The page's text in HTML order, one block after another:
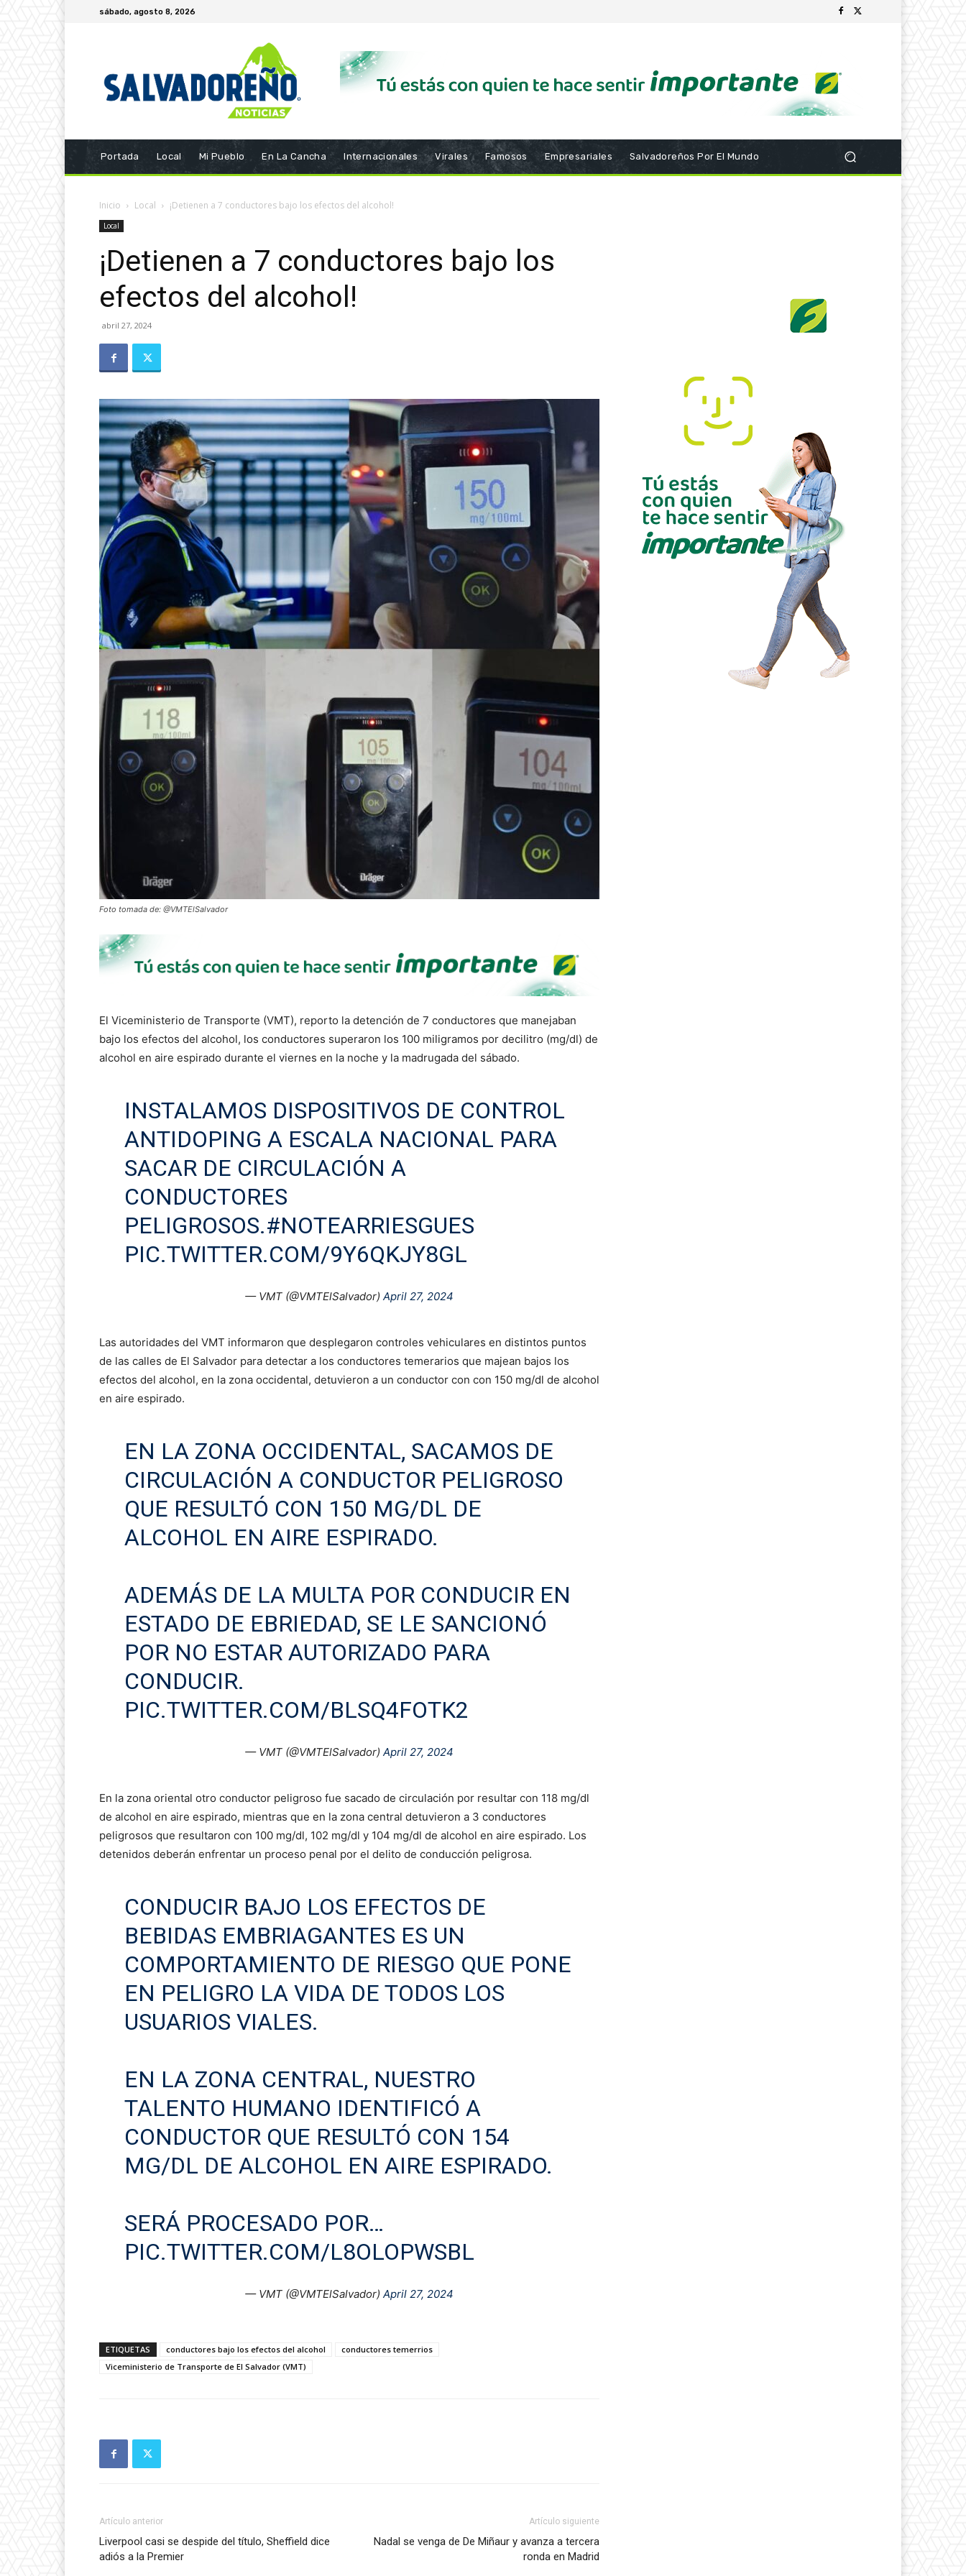
sábado, agosto 8, 2026
Portada Local Mi Pueblo En La Cancha Internacionales Virales Famosos Empresariales Salvadoreños Por El Mundo
Inicio Local ¡Detienen a 7 conductores bajo los efectos del alcohol!
Local
¡Detienen a 7 conductores bajo los
efectos del alcohol!
abril 27, 2024
Foto tomada de: @VMTElSalvador
El Viceministerio de Transporte (VMT), reporto la detención de 7 conductores que manejaban
bajo los efectos del alcohol, los conductores superaron los 100 miligramos por decilitro (mg/dl) de
alcohol en aire espirado durante el viernes en la noche y la madrugada del sábado.
INSTALAMOS DISPOSITIVOS DE CONTROL
ANTIDOPING A ESCALA NACIONAL PARA
SACAR DE CIRCULACIÓN A
CONDUCTORES
PELIGROSOS.#NOTEARRIESGUES
PIC.TWITTER.COM/9Y6QKJY8GL
— VMT (@VMTElSalvador) April 27, 2024
Las autoridades del VMT informaron que desplegaron controles vehiculares en distintos puntos
de las calles de El Salvador para detectar a los conductores temerarios que majean bajos los
efectos del alcohol, en la zona occidental, detuvieron a un conductor con con 150 mg/dl de alcohol
en aire espirado.
EN LA ZONA OCCIDENTAL, SACAMOS DE
CIRCULACIÓN A CONDUCTOR PELIGROSO
QUE RESULTÓ CON 150 MG/DL DE
ALCOHOL EN AIRE ESPIRADO.
ADEMÁS DE LA MULTA POR CONDUCIR EN
ESTADO DE EBRIEDAD, SE LE SANCIONÓ
POR NO ESTAR AUTORIZADO PARA
CONDUCIR.
PIC.TWITTER.COM/BLSQ4FOTK2
— VMT (@VMTElSalvador) April 27, 2024
En la zona oriental otro conductor peligroso fue sacado de circulación por resultar con 118 mg/dl
de alcohol en aire espirado, mientras que en la zona central detuvieron a 3 conductores
peligrosos que resultaron con 100 mg/dl, 102 mg/dl y 104 mg/dl de alcohol en aire espirado. Los
detenidos deberán enfrentar un proceso penal por el delito de conducción peligrosa.
CONDUCIR BAJO LOS EFECTOS DE
BEBIDAS EMBRIAGANTES ES UN
COMPORTAMIENTO DE RIESGO QUE PONE
EN PELIGRO LA VIDA DE TODOS LOS
USUARIOS VIALES.
EN LA ZONA CENTRAL, NUESTRO
TALENTO HUMANO IDENTIFICÓ A
CONDUCTOR QUE RESULTÓ CON 154
MG/DL DE ALCOHOL EN AIRE ESPIRADO.
SERÁ PROCESADO POR…
PIC.TWITTER.COM/L8OLOPWSBL
— VMT (@VMTElSalvador) April 27, 2024
ETIQUETAS conductores bajo los efectos del alcohol
conductores temerrios
Viceministerio de Transporte de El Salvador (VMT)
Artículo anterior
Liverpool casi se despide del título, Sheffield dice
adiós a la Premier
Artículo siguiente
Nadal se venga de De Miñaur y avanza a tercera
ronda en Madrid